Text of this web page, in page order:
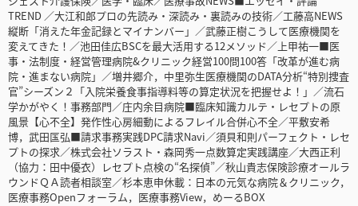
TREND ／大江和郎プロの先読み・深読み・裏読みの技術／工藤高NEWS
縦断「消えた年金記録とマイナンバー」／武藤正樹こうして医療機関を
変えてきた！／池田佳広BSCを最大活用する12メソッド／上甲祐一■医
事・法制度・経営管理病院&クリニック経営100問100答「改革が進む病
院・進まない病院」／増井郷介，中里弥生医療機関のDATA分析“特別捜査
官”シーズン２「入院栄養食事指導料等の算定状況を把握せよ！」／流石
学かがやく！事務部門／庄内余目病院■臨床知識カルテ・レセプトの原
風景【心不全】発作性心房細動によるフレイル合併心不全／平敷安希
博，武田匤弘■請求事務実践DPC請求Navi／須貝和則パーフェクト・レセ
プトの探求／株式会社ソラスト・森岡秀一点数算定実践講座／大西正利
（協力：田中優衣）レセプト点検の“名探偵”／秋山貴志保険診療オールラ
ウンドＱＡ読者相談室／杉本恵申休載：日本の元気な病院＆クリニック，
医療事務Openフォーラム，医療事務View，めーるBOX